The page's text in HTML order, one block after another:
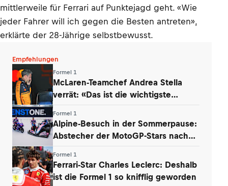
mittlerweile für Ferrari auf Punktejagd geht. «Wie
jeder Fahrer will ich gegen die Besten antreten»,
erklärte der 28-Jährige selbstbewusst.
Empfehlungen
Formel 1
McLaren-Teamchef Andrea Stella
verrät: «Das ist die wichtigste
Formel 1
Alpine-Besuch in der Sommerpause:
Abstecher der MotoGP-Stars nach
Formel 1
Ferrari-Star Charles Leclerc: Deshalb
ist die Formel 1 so knifflig geworden